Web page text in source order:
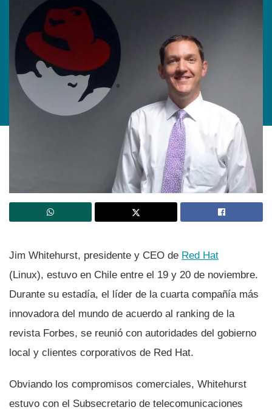
Jim Whitehurst, presidente y CEO de Red Hat
(Linux), estuvo en Chile entre el 19 y 20 de noviembre.
Durante su estadí­a, el lí­der de la cuarta compañí­a más
innovadora del mundo de acuerdo al ranking de la
revista Forbes, se reunió con autoridades del gobierno
local y clientes corporativos de Red Hat.
Obviando los compromisos comerciales, Whitehurst
estuvo con el Subsecretario de telecomunicaciones